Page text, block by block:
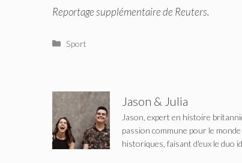
Reportage supplémentaire de Reuters.
Catégories
Sport
Jason & Julia
Jason, expert en histoire
passion commune pour le
historiques, faisant d'eux le duo